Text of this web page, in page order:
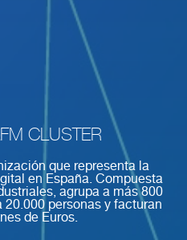
CLUSTER
que representa la
en España. Compuesta
agrupa a más 800
personas y facturan
de Euros.